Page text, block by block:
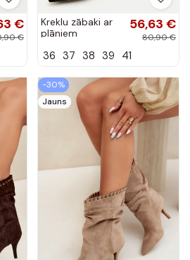
€
€
Kreklu zābaki ar
plāniem
krāsā Herella
56,63 €
80,90 €
36 37 38 39 41
-30%
Jauns